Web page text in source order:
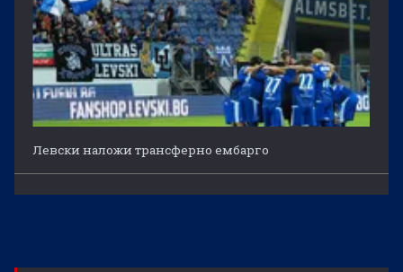
Левски наложи трансферно ембарго